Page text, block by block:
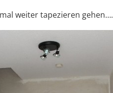
weiter tapezieren gehen….